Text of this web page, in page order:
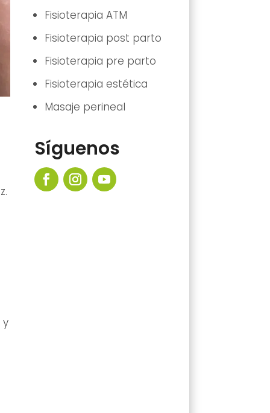
y
Fisioterapia ATM
Fisioterapia post parto
Fisioterapia pre parto
Fisioterapia estética
Masaje perineal
Síguenos